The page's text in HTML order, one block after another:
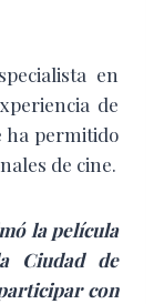
en
de
ha permitido
de cine.
la película
Ciudad de
con